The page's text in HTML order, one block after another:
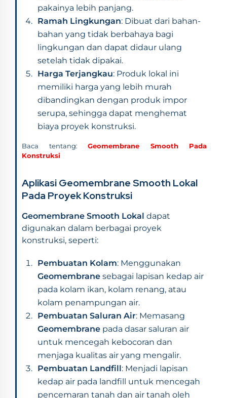
pakainya lebih panjang.
Ramah Lingkungan: Dibuat dari bahan-
bahan yang tidak berbahaya bagi
lingkungan dan dapat didaur ulang
setelah tidak dipakai.
Harga Terjangkau: Produk lokal ini
memiliki harga yang lebih murah
dibandingkan dengan produk impor
serupa, sehingga dapat menghemat
biaya proyek konstruksi.
Baca tentang: Geomembrane Smooth Pada
Konstruksi
Aplikasi Geomembrane Smooth Lokal
Pada Proyek Konstruksi
Geomembrane Smooth Lokal dapat
digunakan dalam berbagai proyek
konstruksi, seperti:
Pembuatan Kolam: Menggunakan
Geomembrane sebagai lapisan kedap air
pada kolam ikan, kolam renang, atau
kolam penampungan air.
Pembuatan Saluran Air: Memasang
Geomembrane pada dasar saluran air
untuk mencegah kebocoran dan
menjaga kualitas air yang mengalir.
Pembuatan Landfill: Menjadi lapisan
kedap air pada landfill untuk mencegah
pencemaran tanah dan air tanah oleh